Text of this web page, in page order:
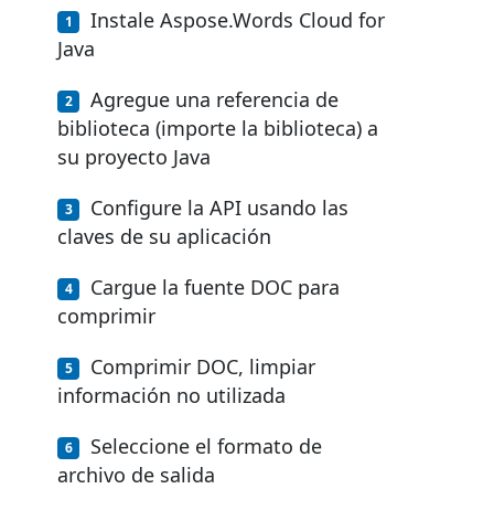
Instale Aspose.Words Cloud for
Java
Agregue una referencia de
biblioteca (importe la biblioteca) a
su proyecto Java
Configure la API usando las
claves de su aplicación
Cargue la fuente DOC para
comprimir
Comprimir DOC, limpiar
información no utilizada
Seleccione el formato de
archivo de salida